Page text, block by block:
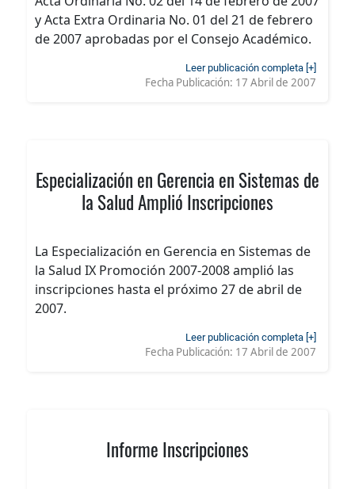
y Acta Extra Ordinaria No. 01 del 21 de febrero
de 2007 aprobadas por el Consejo Académico.
Leer publicación completa [+]
Fecha Publicación: 17 Abril de 2007
Especialización en Gerencia en Sistemas de
la Salud Amplió Inscripciones
La Especialización en Gerencia en Sistemas de
la Salud IX Promoción 2007-2008 amplió las
inscripciones hasta el próximo 27 de abril de
2007.
Leer publicación completa [+]
Fecha Publicación: 17 Abril de 2007
Informe Inscripciones